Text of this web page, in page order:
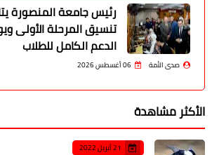
رئيس جامعة المنصورة
تنسيق المرحلة الأولى
الدعم الكامل للطلاب
صدى الأمة 06 أغسطس 2026
الأكثر مشاهدة
21 أبريل 2022